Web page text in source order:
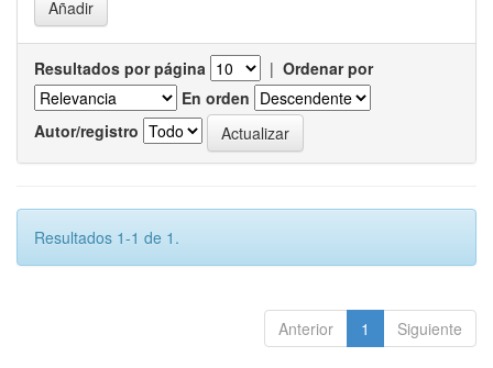
Resultados por página | Ordenar por
En orden
Autor/registro
Resultados 1-1 de 1.
Anterior 1 Siguiente